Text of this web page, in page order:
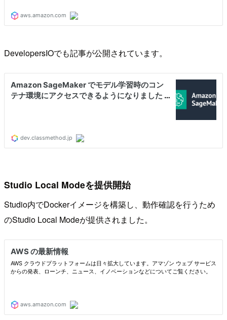
DevelopersIOでも記事が公開されています。
Studio Local Modeを提供開始
Studio内でDockerイメージを構築し、動作確認を行うため
のStudio Local Modeが提供されました。